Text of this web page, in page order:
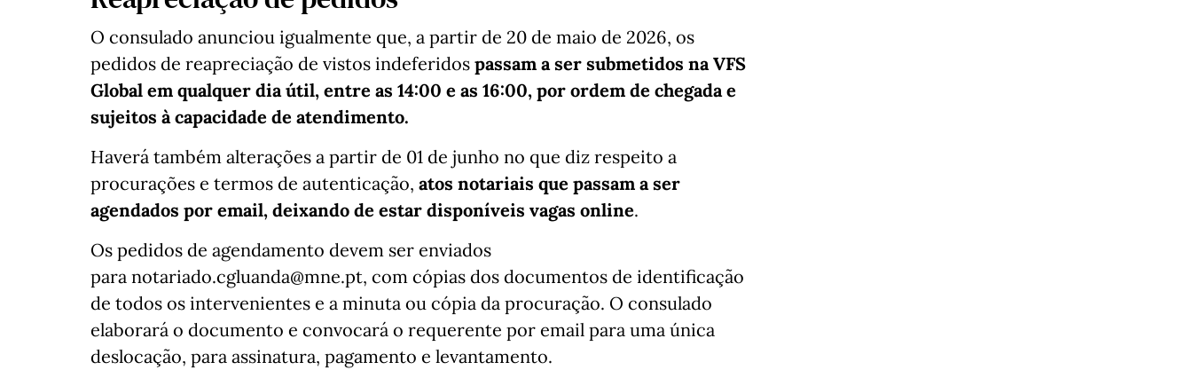
O consulado anunciou igualmente que, a partir de 20 de maio de 2026, os
pedidos de reapreciação de vistos indeferidos passam a ser submetidos na VFS
Global em qualquer dia útil, entre as 14:00 e as 16:00, por ordem de chegada e
sujeitos à capacidade de atendimento.
Haverá também alterações a partir de 01 de junho no que diz respeito a
procurações e termos de autenticação, atos notariais que passam a ser
agendados por email, deixando de estar disponíveis vagas online.
Os pedidos de agendamento devem ser enviados
para notariado.cgluanda@mne.pt, com cópias dos documentos de identificação
de todos os intervenientes e a minuta ou cópia da procuração. O consulado
elaborará o documento e convocará o requerente por email para uma única
deslocação, para assinatura, pagamento e levantamento.